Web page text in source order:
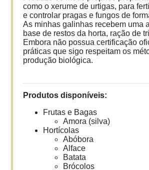
como o xerume de urtigas, para
e controlar pragas e fungos de
As minhas galinhas recebem uma
base de restos da horta, ração de
Embora não possua certificação
práticas que sigo respeitam os
produção biológica.
Produtos disponíveis:
Frutas e Bagas
Amora (silva)
Hortícolas
Abóbora
Alface
Batata
Brócolos